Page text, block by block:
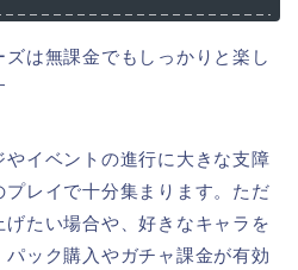
は無課金でもしっかりと楽し
イベントの進行に大きな支障
レイで十分集まります。ただ
たい場合や、好きなキャラを
ック購入やガチャ課金が有効